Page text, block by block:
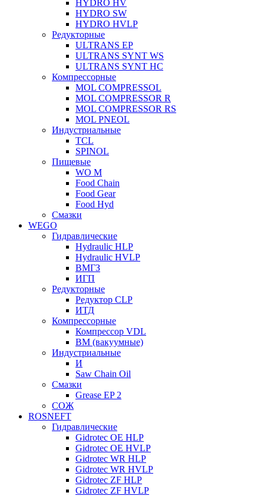
HYDRO HV
HYDRO SW
HYDRO HVLP
Редукторные
ULTRANS EP
ULTRANS SYNT WS
ULTRANS SYNT HC
Компрессорные
MOL COMPRESSOL
MOL COMPRESSOR R
MOL COMPRESSOR RS
MOL PNEOL
Индустриальные
TCL
SPINOL
Пищевые
WO M
Food Chain
Food Gear
Food Hyd
Смазки
WEGO
Гидравлические
Hydraulic HLP
Hydraulic HVLP
ВМГЗ
ИГП
Редукторные
Редуктор CLP
ИТД
Компрессорные
Компрессор VDL
ВМ (вакуумные)
Индустриальные
И
Saw Chain Oil
Смазки
Grease EP 2
СОЖ
ROSNEFT
Гидравлические
Gidrotec OE HLP
Gidrotec OE HVLP
Gidrotec WR HLP
Gidrotec WR HVLP
Gidrotec ZF HLP
Gidrotec ZF HVLP